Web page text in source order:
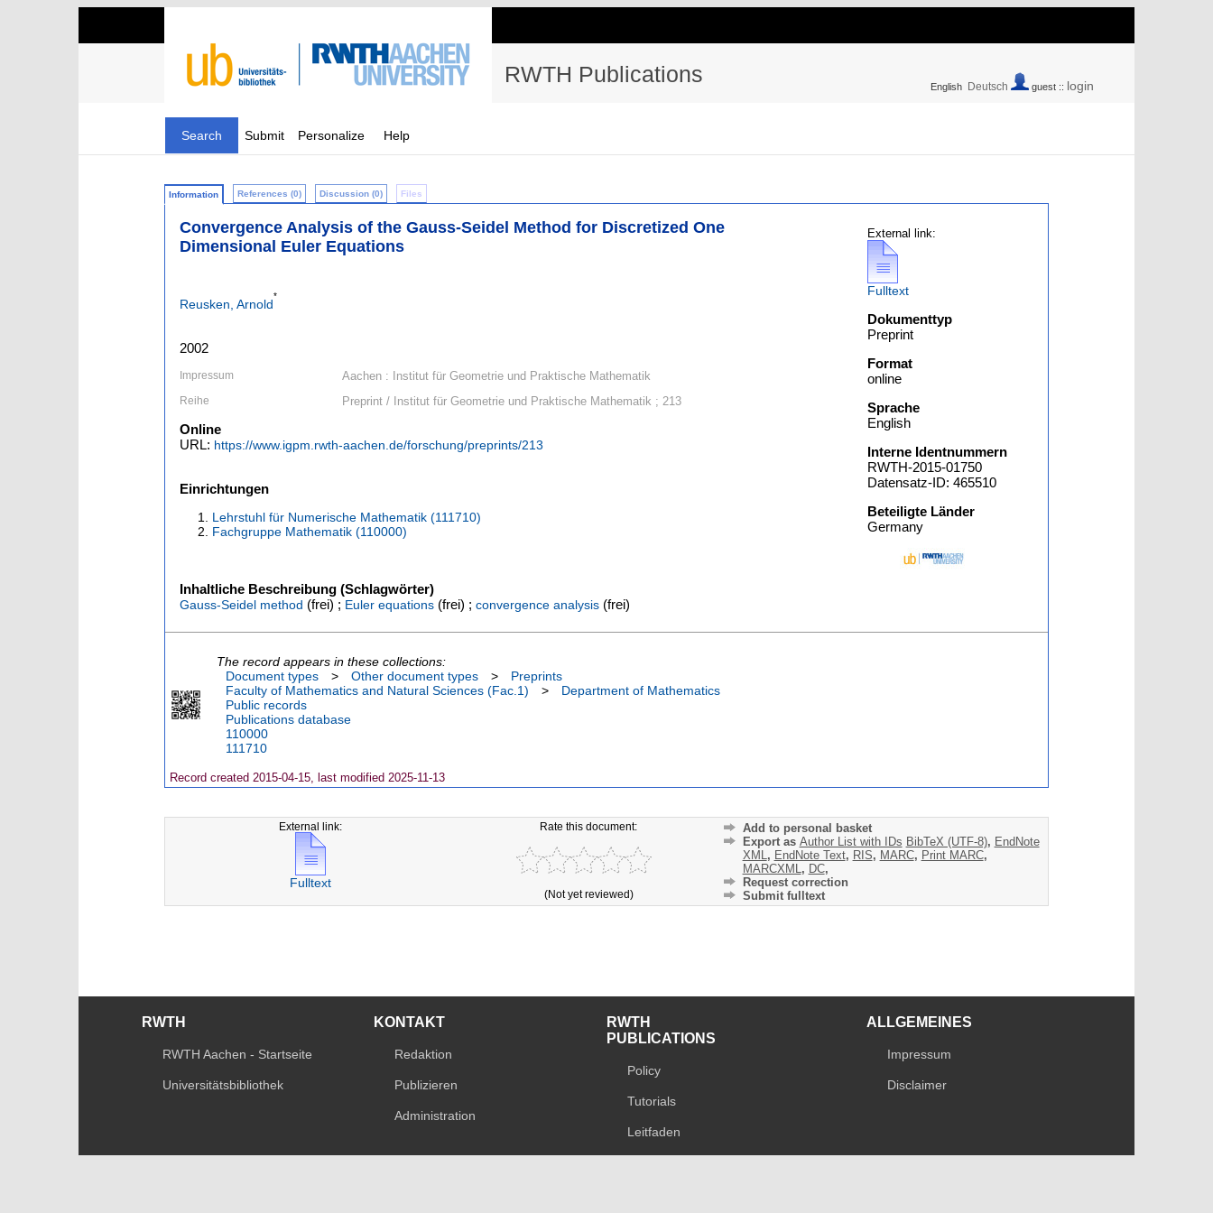
RWTH Publications English Deutsch guest :: login
Search Submit Personalize Help
Information References (0) Discussion (0) Files
Convergence Analysis of the Gauss-Seidel Method for Discretized One
Dimensional Euler Equations
Reusken, Arnold
*
2002
Impressum Aachen : Institut für Geometrie und Praktische Mathematik
Reihe Preprint / Institut für Geometrie und Praktische Mathematik ; 213
Online
URL: https://www.igpm.rwth-aachen.de/forschung/preprints/213
Einrichtungen
Lehrstuhl für Numerische Mathematik (111710)
Fachgruppe Mathematik (110000)
Inhaltliche Beschreibung (Schlagwörter)
Gauss-Seidel method (frei) ; Euler equations (frei) ; convergence analysis (frei)
External link:
Fulltext
Dokumenttyp
Preprint
Format
online
Sprache
English
Interne Identnummern
RWTH-2015-01750
Datensatz-ID: 465510
Beteiligte Länder
Germany
The record appears in these collections:
Document types
> Other document types >
Preprints
Faculty of Mathematics and Natural Sciences (Fac.1)
>
Department of Mathematics
Public records
Publications database
110000
111710
Record created 2015-04-15, last modified 2025-11-13
External link:
Fulltext
Rate this document:
(Not yet reviewed)
Add to personal basket
Export as Author List with IDs BibTeX (UTF-8), EndNote
XML , EndNote Text, RIS, MARC, Print MARC,
MARCXML , DC,
Request correction
Submit fulltext
RWTH
RWTH Aachen - Startseite
Universitätsbibliothek
KONTAKT
Redaktion
Publizieren
Administration
RWTH
PUBLICATIONS
Policy
Tutorials
Leitfaden
ALLGEMEINES
Impressum
Disclaimer